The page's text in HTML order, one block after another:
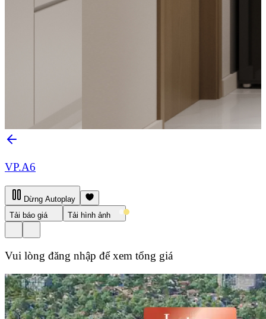
VP.A6
Dừng Autoplay
Tải báo giá
Tải hình ảnh
Vui lòng đăng nhập để xem tổng giá